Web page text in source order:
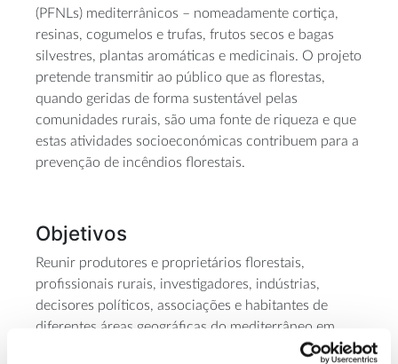
(PFNLs) mediterrânicos – nomeadamente cortiça,
resinas, cogumelos e trufas, frutos secos e bagas
silvestres, plantas aromáticas e medicinais. O projeto
pretende transmitir ao público que as florestas,
quando geridas de forma sustentável pelas
comunidades rurais, são uma fonte de riqueza e que
estas atividades socioeconómicas contribuem para a
prevenção de incêndios florestais.
Objetivos
Reunir produtores e proprietários florestais,
profissionais rurais, investigadores, indústrias,
decisores políticos, associações e habitantes de
diferentes áreas geográficas do mediterrâneo em
torno do conhecimento científico e prático, em toda